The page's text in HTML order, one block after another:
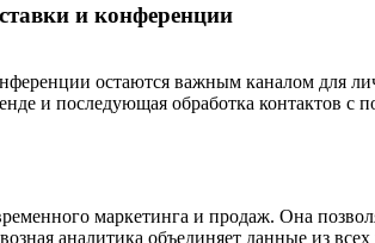
и конференции
остаются важным каналом для
и последующая обработка контактов
маркетинга и продаж. Она
аналитика объединяет данные из